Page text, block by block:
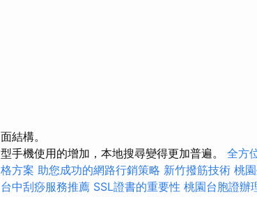
面結構。
型手機使用的增加，本地搜尋變得更加普遍。 全方
格方案 助您成功的網路行銷策略 新竹撥筋技術 桃
台中刮痧服務推薦 SSL證書的重要性 桃園台胞證辦